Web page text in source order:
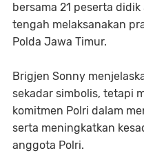
bersama 21 peserta
tengah melaksanakan
Polda Jawa Timur.
Brigjen Sonny
sekadar simbolis, tetapi
komitmen Polri dalam
serta meningkatkan
anggota Polri.